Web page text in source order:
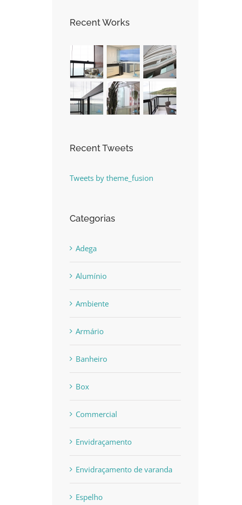
Recent Works
Recent Tweets
Tweets by theme_fusion
Categorias
Adega
Alumínio
Ambiente
Armário
Banheiro
Box
Commercial
Envidraçamento
Envidraçamento de varanda
Espelho